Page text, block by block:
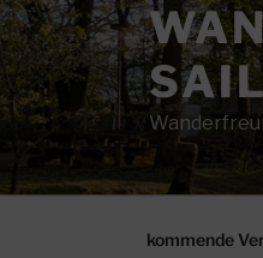
kommende